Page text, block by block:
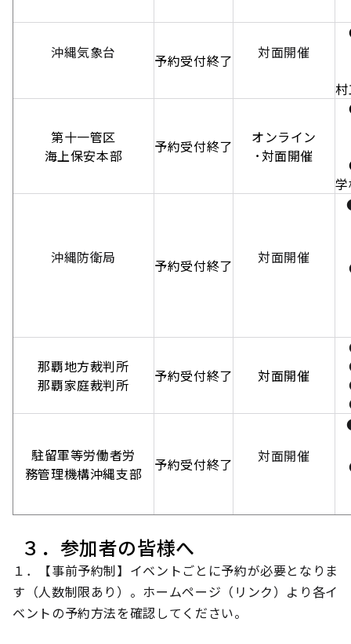
沖縄気象台 予約受付終了 対面開催
第十一管区
海上保安本部
予約受付終了
オンライン
･対面開催
沖縄防衛局 予約受付終了 対面開催
那覇地方裁判所
那覇家庭裁判所
予約受付終了 対面開催
駐留軍等労働者労
務管理機構沖縄支部
予約受付終了 対面開催
３．参加者の皆様へ
１．【事前予約制】イベントごとに予約が必要となりま
す（人数制限あり）。ホームページ（リンク）より各イ
ベントの予約方法を確認してください。